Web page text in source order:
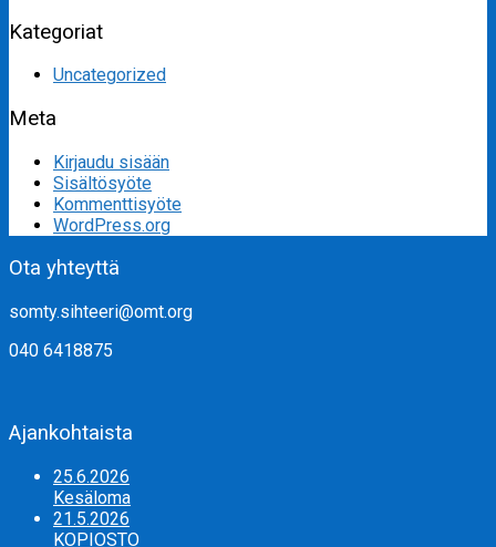
Kategoriat
Uncategorized
Meta
Kirjaudu sisään
Sisältösyöte
Kommenttisyöte
WordPress.org
Ota yhteyttä
somty.sihteeri@omt.org
040 6418875
Ajankohtaista
25.6.2026
Kesäloma
21.5.2026
KOPIOSTO